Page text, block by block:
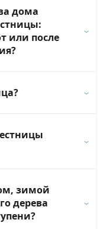
дома
или после
зимой
дерева